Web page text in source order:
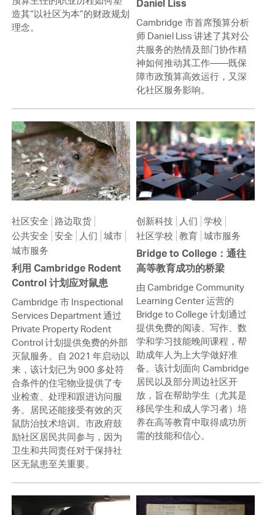
造其“以社区为本”的财政规划
理念。
Daniel Liss
Cambridge 市首席预算分析
师 Daniel Liss 讲述了其对公
共服务的热情及部门协作精
神如何推动其工作——既保
障市政预算高效运行，又深
化社区服务影响。
社区安全
路边取货
公共安全 安全 人们 城市
城市服务
利用 Cambridge Rodent
Control 计划应对鼠患
Cambridge 市 Inspectional
Services Department 通过
Private Property Rodent
Control 计划提供免费的外部
灭鼠服务。自 2021 年启动以
来，该计划已为 900 多处符
合条件的住宅物业提供了专
业检查、处理和跟进访问服
务。居民还能接受有效的灭
鼠防治技术培训。市政府鼓
励社区居民共同参与，因为
卫生和共同责任对于保持社
区无鼠患至关重要。
创新科技 人们 学校
社区学校 教育 城市服务
Bridge to College：通往
高等教育成功的桥梁
由 Cambridge Community
Learning Center 运营的
Bridge to College 计划通过
提供免费的阅读、写作、数
学和学习技能晚间课程，帮
助成年人为上大学做好准
备。该计划面向 Cambridge
居民以及部分周边社区开
放，旨在帮助学生（尤其是
移民学生和成人学习者）培
养在高等教育中取得成功所
需的技能和信心。